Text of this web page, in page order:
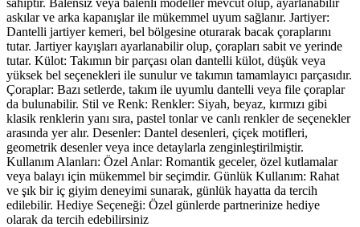
sahiptir. Balensiz veya balenli modeller mevcut olup, ayarlanabilir
askılar ve arka kapanışlar ile mükemmel uyum sağlanır. Jartiyer:
Dantelli jartiyer kemeri, bel bölgesine oturarak bacak çoraplarını
tutar. Jartiyer kayışları ayarlanabilir olup, çorapları sabit ve yerinde
tutar. Külot: Takımın bir parçası olan dantelli külot, düşük veya
yüksek bel seçenekleri ile sunulur ve takımın tamamlayıcı parçasıdır.
Çoraplar: Bazı setlerde, takım ile uyumlu dantelli veya file çoraplar
da bulunabilir. Stil ve Renk: Renkler: Siyah, beyaz, kırmızı gibi
klasik renklerin yanı sıra, pastel tonlar ve canlı renkler de seçenekler
arasında yer alır. Desenler: Dantel desenleri, çiçek motifleri,
geometrik desenler veya ince detaylarla zenginleştirilmiştir.
Kullanım Alanları: Özel Anlar: Romantik geceler, özel kutlamalar
veya balayı için mükemmel bir seçimdir. Günlük Kullanım: Rahat
ve şık bir iç giyim deneyimi sunarak, günlük hayatta da tercih
edilebilir. Hediye Seçeneği: Özel günlerde partnerinize hediye
olarak da tercih edebilirsiniz